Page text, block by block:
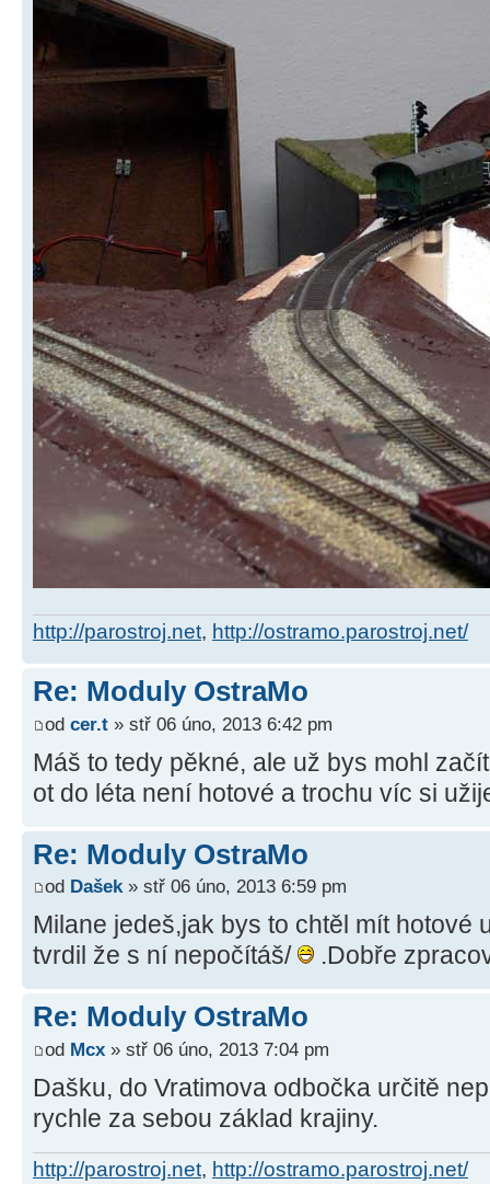
http://parostroj.net, http://ostramo.parostroj.net/
Re: Moduly OstraMo
od cer.t » stř 06 úno, 2013 6:42 pm
Máš to tedy pěkné, ale už bys mohl
ot do léta není hotové a trochu víc si
Re: Moduly OstraMo
od Dašek» stř 06 úno, 2013 6:59 pm
Milane jedeš,jak bys to chtěl mít hotové
tvrdil že s ní nepočítáš/
.Dobře
Re: Moduly OstraMo
od Mcx » stř 06 úno, 2013 7:04 pm
Dašku, do Vratimova odbočka určitě
rychle za sebou základ krajiny.
http://parostroj.net, http://ostramo.parostroj.net/